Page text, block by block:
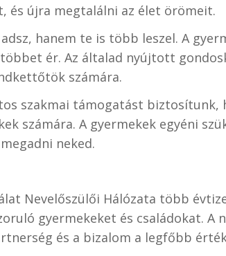
és újra megtalálni az élet örömeit.
hanem te is több leszel. A
ér. Az általad nyújtott
számára.
szakmai támogatást biztosítunk,
számára. A gyermekek egyéni
neked.
Nevelőszülői Hálózata több
gyermekeket és családokat. A
és a bizalom a legfőbb